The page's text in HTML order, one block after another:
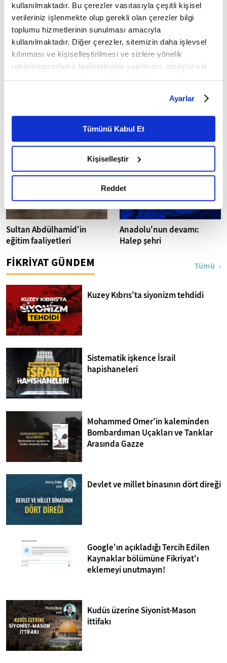
kullanılmaktadır. Bu çerezler vasıtasıyla çeşitli kişisel
verileriniz işlenmekte olup gerekli olan çerezler bilgi
toplumu hizmetlerinin sunulması amacıyla
kullanılmaktadır. Diğer çerezler, sitemizin daha işlevsel
kılınması ve kişiselleştirilmesi ve sizlere yönelik
reklam/pazarlama faaliyetlerinin yapılması, amaçlarıyla
sınırlı olarak açık rızanız dahilinde kullanılacaktır.
belirleyebilirsiniz. Çerezlere ilişkin detaylı bilgi için
Ayarlar butonuna tıklayabilir,Çerez Bilgilendirme
Metnimizi ziyaret edebilirsiniz.
6698 sayılı Kişisel Verilerin Korunması Kanunu uyarınca
okumak ve sitemizi ziyaretiniz kapsamında
gerçekleştirilen veri işleme faaliyetleri ile ilgili daha
detaylı bilgi almak için lütfentıklayınız.
Ayarlar
Tümünü Kabul Et
Kişiselleştir
Reddet
İLGİNİZİ ÇEKEBİLECEK DİĞER MAKALELER
Batı tarihinin gizlediği
misyoner okulları
Hafta sonu rotası: Assos
Sultan Abdülhamid'in
eğitim faaliyetleri
Anadolu'nun devamı:
Halep şehri
FİKRİYAT GÜNDEM Tümü
Kuzey Kıbrıs'ta siyonizm tehdidi
Sistematik işkence İsrail
hapishaneleri
Mohammed Omer'in kaleminden
Bombardıman Uçakları ve Tanklar
Arasında Gazze
Devlet ve millet binasının dört direği
Google'ın açıkladığı Tercih Edilen
Kaynaklar bölümüne Fikriyat'ı
eklemeyi unutmayın!
Kudüs üzerine Siyonist-Mason
ittifakı